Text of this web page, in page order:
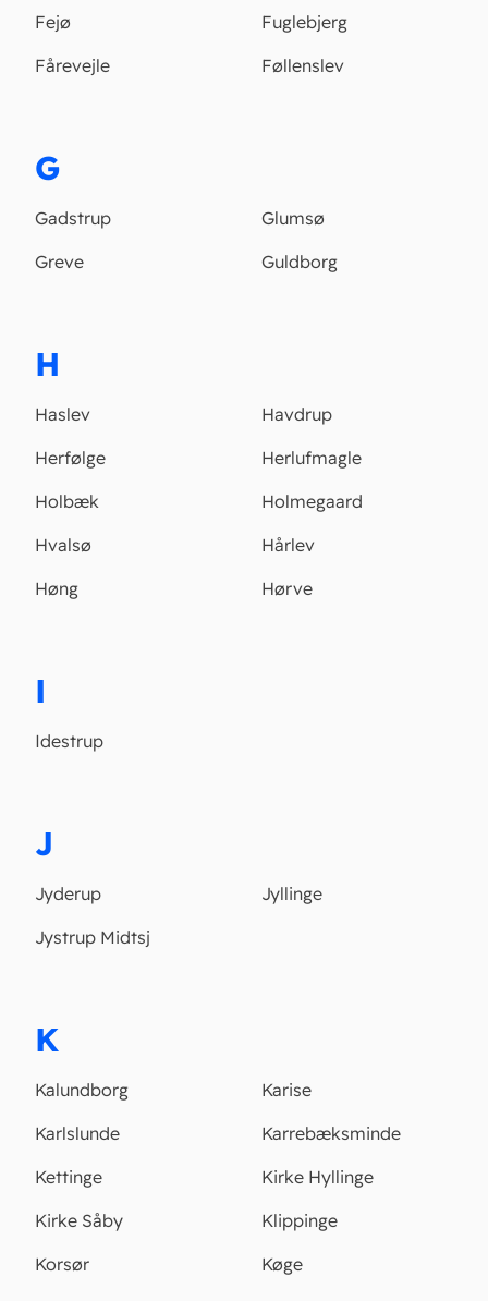
Fejø
Fuglebjerg
Fårevejle
Føllenslev
G
Gadstrup
Glumsø
Greve
Guldborg
H
Haslev
Havdrup
Herfølge
Herlufmagle
Holbæk
Holmegaard
Hvalsø
Hårlev
Høng
Hørve
I
Idestrup
J
Jyderup
Jyllinge
Jystrup Midtsj
K
Kalundborg
Karise
Karlslunde
Karrebæksminde
Kettinge
Kirke Hyllinge
Kirke Såby
Klippinge
Korsør
Køge